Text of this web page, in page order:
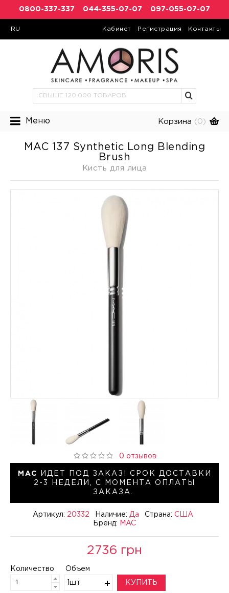
0800-337-337 044-355-07-07 097-055-07-07
RU Кабинет Регистрация Контакты
Меню Корзина (0)
MAC 137 Synthetic Long Blending
Brush
Кисть для лица
MAC
ИДЕТ ПОД ЗАКАЗ! СРОК ДОСТАВКИ
2-3 НЕДЕЛИ, С МОМЕНТА ОПЛАТЫ
ЗАКАЗА.
Артикул: 20332 Наличие: Да Страна: США
Бренд:
MAC
0 отзывов
2736 грн
Количество Объем
1шт КУПИТЬ